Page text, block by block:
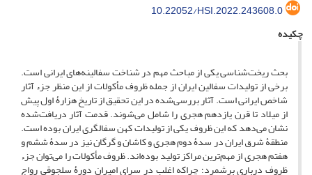
10.22052/HSI.2022.243608.0
چکیده
بحث ریخت‌شناسی یکی از مباحث مهم در شناخت سفالینه‌های ایرانی است.
برخی از تولیدات سفالین ایران از جمله ظروف مأکولات از این منظر جزء آثار
شاخص ایرانی است. آثار بررسی‌شده در این تحقیق از تاریخ هزارۀ اول پیش
از میلاد تا قرن یازدهم هجری را شامل می‌شوند. قدمت آثار دریافت‌شده
نشان می‌دهد که این ظروف یکی از تولیدات کهن سفالگری ایران بوده است.
منطقۀ شرق ایران در سدۀ دوم هجری و کاشان و گرگان نیز در سدۀ ششم و
هفتم هجری از مهم‌ترین مراکز تولید بوده‌اند. ظروف مأکولات را می‌توان جزء
ظروف درباری برشمرد؛ چراکه اغلب در سرای امیران دورۀ سلجوقی رواج